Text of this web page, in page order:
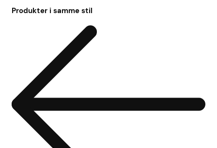
Produkter i samme stil